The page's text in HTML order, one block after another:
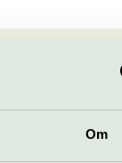
Om